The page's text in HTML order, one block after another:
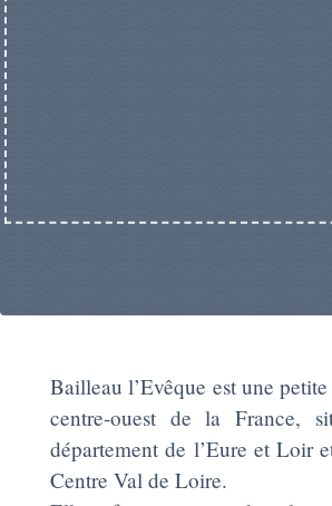
Bailleau l’Evêque est une
centre-ouest de la France,
département de l’Eure et Loir
Centre Val de Loire.